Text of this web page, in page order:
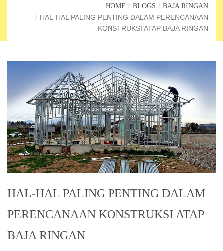
HOME BLOGS BAJA RINGAN
HAL-HAL PALING PENTING DALAM PERENCANAAN
KONSTRUKSI ATAP BAJA RINGAN
HAL-HAL PALING PENTING DALAM
PERENCANAAN KONSTRUKSI ATAP
BAJA RINGAN